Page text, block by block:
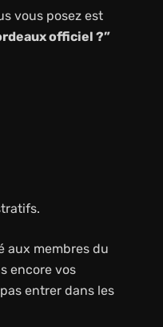
vous posez est
officiel ?”
aux membres du
encore vos
entrer dans les